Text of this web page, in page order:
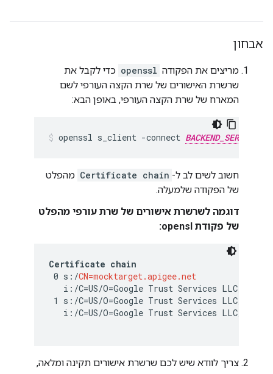
אבחון
מריצים את הפקודה openssl כדי לקבל את
שרשרת האישורים של שרת הקצה העורפי לשם
המארח של שרת הקצה העורפי, באופן הבא:
openssl s_client -connect
חשוב לשים לב ל- Certificate chain מהפלט
של הפקודה שלמעלה.
דוגמה לשרשרת אישורים של שרת עורפי מהפלט
של פקודת opensl:
Certificate chain
0 s:/CN=mocktarget.apigee.net
i:/C=US/O=Google Trust Services LLC/
1 s:/C=US/O=Google Trust Services LLC/
i:/C=US/O=Google Trust Services LLC/
צריך לוודא שיש לכם שרשרת אישורים תקינה ומלאה,